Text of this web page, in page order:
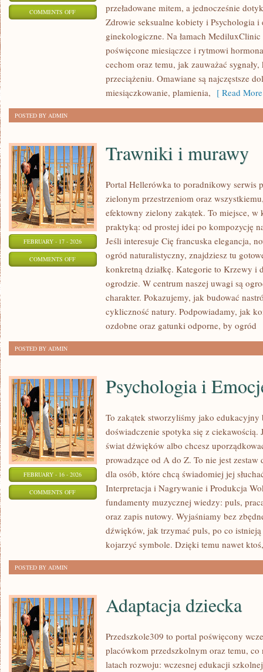
COMMENTS OFFON
GINEKOLOGICZNE
przeładowane mitem, a jednocześnie
Zdrowie seksualne kobiety i Psychologia i
ginekologiczne. Na łamach MediluxClinic
poświęcone miesiączce i rytmowi
cechom oraz temu, jak zauważać
przeciążeniu. Omawiane są najczęstsze
miesiączkowanie, plamienia, [ Read
POSTED BY ADMIN
FEBRUARY - 17 - 2026
COMMENTS OFFON
Trawniki i murawy
Portal Hellerówka to poradnikowy serwis
zielonym przestrzeniom oraz
efektowny zielony zakątek. To miejsce, w
praktyką: od prostej idei po kompozycję
Jeśli interesuje Cię francuska elegancja,
ogród naturalistyczny, znajdziesz tu
konkretną działkę. Kategorie to Krzewy i
ogrodzie. W centrum naszej uwagi są
charakter. Pokazujemy, jak budować
cykliczność natury. Podpowiadamy, jak
ozdobne oraz gatunki odporne, by ogród
POSTED BY ADMIN
FEBRUARY - 16 - 2026
COMMENTS OFFON
PSYCHOLOGIA
Psychologia i
To zakątek stworzyliśmy jako
doświadczenie spotyka się z ciekawością.
świat dźwięków albo chcesz
prowadzące od A do Z. To nie jest
dla osób, które chcą świadomiej jej
Interpretacja i Nagrywanie i Produkcja
fundamenty muzycznej wiedzy: puls,
oraz zapis nutowy. Wyjaśniamy bez
dźwięków, jak trzymać puls, po co
kojarzyć symbole. Dzięki temu nawet
POSTED BY ADMIN
Adaptacja dziecka
Przedszkole309 to portal poświęcony
placówkom przedszkolnym oraz temu,
latach rozwoju: wczesnej edukacji